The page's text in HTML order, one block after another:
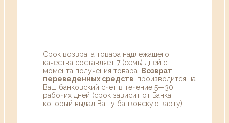
Срок возврата товара надлежащего
качества составляет 7 (семь) дней с
момента получения товара.
Возврат
переведенных средств , производится на
Ваш банковский счет в течение 5—30
рабочих дней (срок зависит от Банка,
который выдал Вашу банковскую карту).